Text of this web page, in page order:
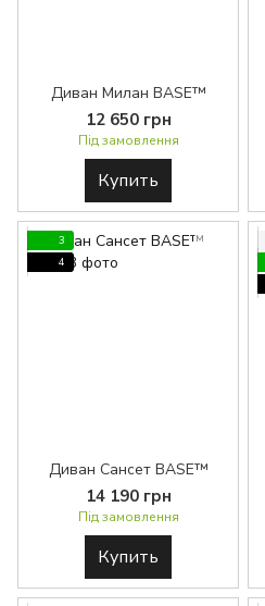
Диван Милан BASE™
12 650 грн
Під замовлення
Купить
3
4
Диван Сансет BASE™
14 190 грн
Під замовлення
Купить